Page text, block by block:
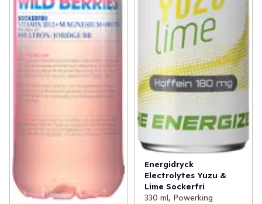
Energidryck
Electrolytes Yuzu &
Lime Sockerfri
330 ml, Powerking